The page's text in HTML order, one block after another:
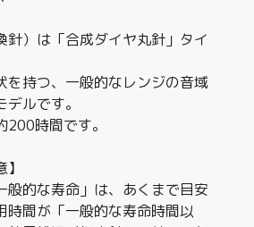
針）は「合成ダイヤ丸針」タイ
を持つ、一般的なレンジの音域
ルです。
時間です。
般的な寿命」は、あくまで目安
時間が「一般的な寿命時間以